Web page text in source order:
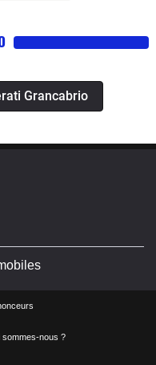
Grancabrio
sommes-nous ?